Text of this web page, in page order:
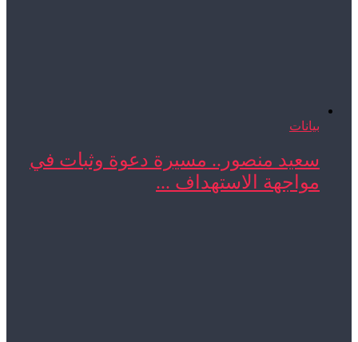
سعيد منصور.. مسيرة دعوة وثبات في
مواجهة الاستهداف ...